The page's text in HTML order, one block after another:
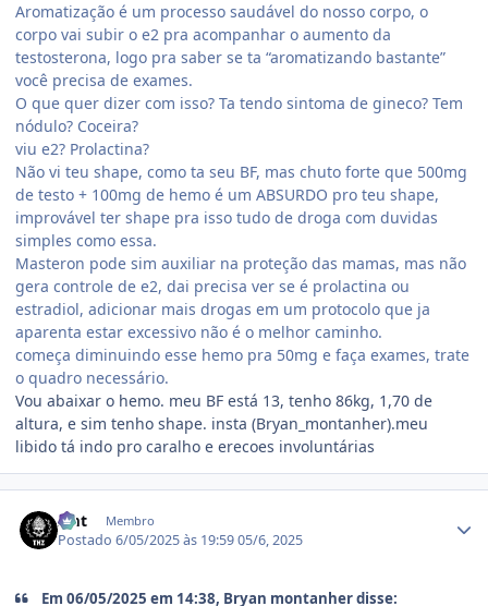
Aromatização é um processo saudável do nosso corpo, o
corpo vai subir o e2 pra acompanhar o aumento da
testosterona, logo pra saber se ta “aromatizando bastante”
você precisa de exames.
O que quer dizer com isso? Ta tendo sintoma de gineco? Tem
nódulo? Coceira?
viu e2? Prolactina?
Não vi teu shape, como ta seu BF, mas chuto forte que 500mg
de testo + 100mg de hemo é um ABSURDO pro teu shape,
improvável ter shape pra isso tudo de droga com duvidas
simples como essa.
Masteron pode sim auxiliar na proteção das mamas, mas não
gera controle de e2, dai precisa ver se é prolactina ou
estradiol, adicionar mais drogas em um protocolo que ja
aparenta estar excessivo não é o melhor caminho.
começa diminuindo esse hemo pra 50mg e faça exames, trate
o quadro necessário.
Vou abaixar o hemo. meu BF está 13, tenho 86kg, 1,70 de
altura, e sim tenho shape. insta (Bryan_montanher).meu
libido tá indo pro caralho e erecoes involuntárias
zmt Membro
Postado6/05/2025 às 19:5905/6, 2025
Em 06/05/2025 em 14:38, Bryan montanher disse: